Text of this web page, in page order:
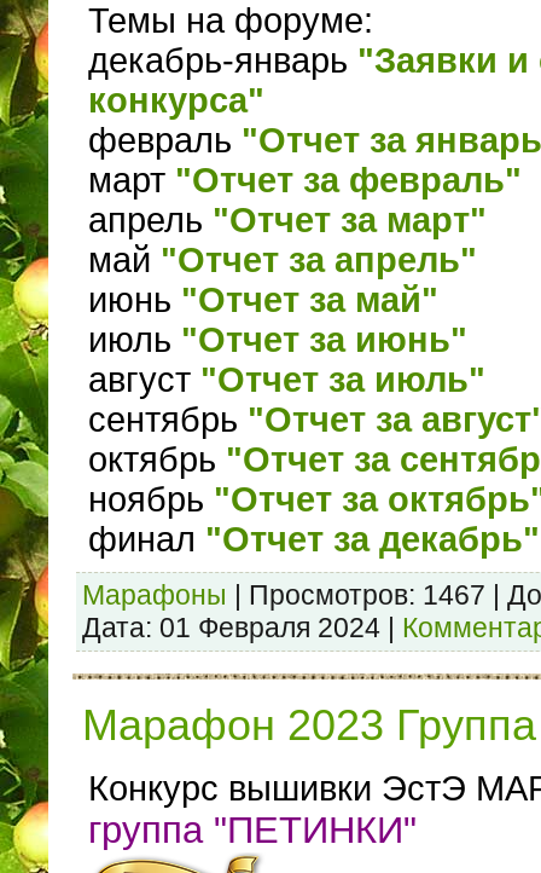
Темы на форуме:
декабрь-январь "Заявки и
конкурса"
февраль "Отчет за
март "Отчет за февраль"
апрель "Отчет за март"
май "Отчет за апрель"
июнь "Отчет за май"
июль "Отчет за июнь"
август "Отчет за июль"
сентябрь "Отчет за
октябрь "Отчет за
ноябрь "Отчет за
финал "Отчет за декабрь"
Марафоны | Просмотров: 1467 |
Дата: 01 Февраля 2024 |
Марафон 2023
Конкурс вышивки ЭстЭ
группа "ПЕТИНКИ"